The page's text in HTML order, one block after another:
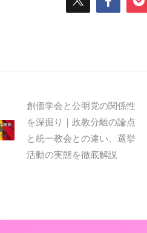
創価学会と公明党の関係性
を深掘り｜政教分離の論点
と統一教会との違い、選挙
活動の実態を徹底解説